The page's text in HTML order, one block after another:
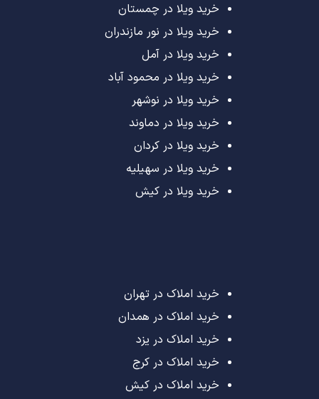
خرید ویلا در چمستان
خرید ویلا در نور مازندران
خرید ویلا در آمل
خرید ویلا در محمود آباد
خرید ویلا در نوشهر
خرید ویلا در دماوند
خرید ویلا در کردان
خرید ویلا در سهیلیه
خرید ویلا در کیش
خرید املاک در تهران
خرید املاک در همدان
خرید املاک در یزد
خرید املاک در کرج
خرید املاک در کیش